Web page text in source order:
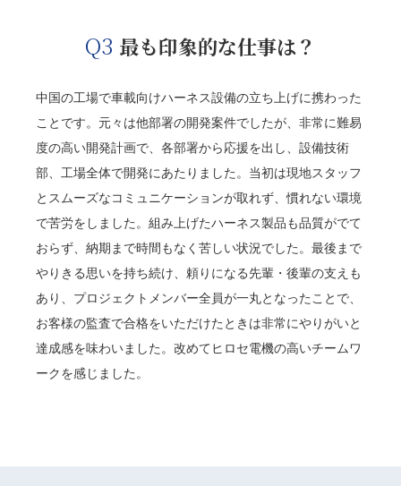
Q3 最も印象的な仕事は？
中国の工場で車載向けハーネス設備の立ち上げに携わった
ことです。元々は他部署の開発案件でしたが、非常に難易
度の高い開発計画で、各部署から応援を出し、設備技術
部、工場全体で開発にあたりました。当初は現地スタッフ
とスムーズなコミュニケーションが取れず、慣れない環境
で苦労をしました。組み上げたハーネス製品も品質がでて
おらず、納期まで時間もなく苦しい状況でした。最後まで
やりきる思いを持ち続け、頼りになる先輩・後輩の支えも
あり、プロジェクトメンバー全員が一丸となったことで、
お客様の監査で合格をいただけたときは非常にやりがいと
達成感を味わいました。改めてヒロセ電機の高いチームワ
ークを感じました。